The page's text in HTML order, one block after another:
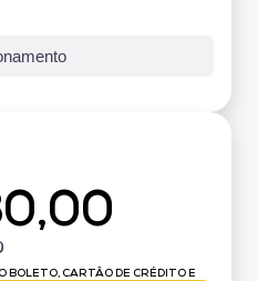
BOLETO, CARTÃO DE CRÉDITO E